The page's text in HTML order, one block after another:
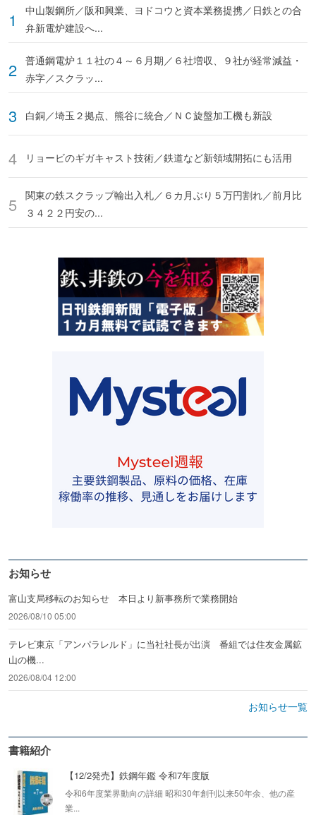
中山製鋼所／阪和興業、ヨドコウと資本業務提携／日鉄との合
弁新電炉建設へ...
普通鋼電炉１１社の４～６月期／６社増収、９社が経常減益・
赤字／スクラッ...
白銅／埼玉２拠点、熊谷に統合／ＮＣ旋盤加工機も新設
リョービのギガキャスト技術／鉄道など新領域開拓にも活用
関東の鉄スクラップ輸出入札／６カ月ぶり５万円割れ／前月比
３４２２円安の...
お知らせ
富山支局移転のお知らせ 本日より新事務所で業務開始
2026/08/10 05:00
テレビ東京「アンパラレルド」に当社社長が出演 番組では住友金属鉱
山の機...
2026/08/04 12:00
お知らせ一覧
書籍紹介
【12/2発売】鉄鋼年鑑 令和7年度版
令和6年度業界動向の詳細 昭和30年創刊以来50年余、他の産
業...